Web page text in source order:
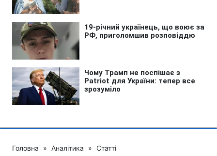
Головна » Аналітика » Статті